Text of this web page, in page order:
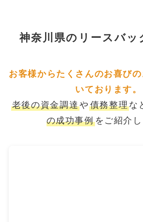
神奈川県のリースバッ
お客様からたくさんのお喜び
いております。
老後の資金調達や 債務整理な
の成功事例をご紹介し